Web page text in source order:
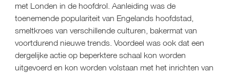
met Londen in de hoofdrol. Aanleiding was de
toenemende populariteit van Engelands hoofdstad,
smeltkroes van verschillende culturen, bakermat van
voortdurend nieuwe trends. Voordeel was ook dat een
dergelijke actie op beperktere schaal kon worden
uitgevoerd en kon worden volstaan met het inrichten van